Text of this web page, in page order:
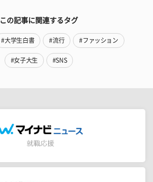
この記事に関連するタグ
#大学生白書 #流行 #ファッション
#女子大生 #SNS